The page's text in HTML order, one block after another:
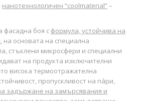
нанотехнологичен “coolmaterial”–
фасадна боя с формула, устойчива на
, на основата на специална
стъклени микросфери и специални
на продукта изключителни
висока термоотражателна
пропускливост на пàри,
задържане на замърсявания и